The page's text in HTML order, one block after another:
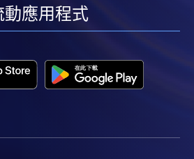
linkedin
動應用程式